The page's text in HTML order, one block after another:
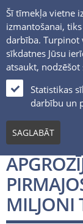
Šī tīmekļa vietne
izmantošanai,
darbība. Turpinot
sīkdatnes Jūsu
atsaukt, nodzēšot
Statistikas
darbību un
SAGLABĀT
Jaunumi un notikumi
MILJONI